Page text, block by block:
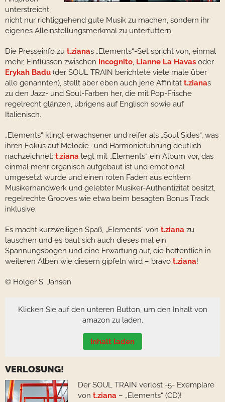
unterstreicht,
nicht nur richtiggehend gute Musik zu machen, sondern ihr
eigenes Alleinstellungsmerkmal zu unterfüttern.
Die Presseinfo zu t.zianas „Elements“-Set spricht von, einmal
mehr, Einflüssen zwischen Incognito, Lianne La Havas oder
Erykah Badu (der SOUL TRAIN berichtete viele male über
alle genannten), stellt aber eben auch jene Affinität t.zianas
zu den Jazz- und Soul-Farben her, die mit Pop-Frische
regelrecht glänzen, übrigens auf Englisch sowie auf
Italienisch.
„Elements“ klingt erwachsener und reifer als „Soul Sides“, was
ihren Fokus auf Melodie- und Harmonieführung deutlich
nachzeichnet: t.ziana legt mit „Elements“ ein Album vor, das
einmal mehr organisch aufgebaut ist und emotional
umgesetzt wurde und einen roten Faden aus echtem
Musikerhandwerk und gelebter Musiker-Authentizität besitzt,
regelrechte Grooves wie etwa beim besagten Bonus Track
inklusive.
Es macht kurzweiligen Spaß, „Elements“ von t.ziana zu
lauschen und es baut sich auch dieses mal ein
Spannungsbogen und eine Erwartung auf, die hoffentlich in
weiteren Alben wie diesem gipfeln wird – bravo t.ziana!
© Holger S. Jansen
Klicken Sie auf den unteren Button, um den Inhalt von
amazon zu laden.
Inhalt laden
VERLOSUNG!
Der SOUL TRAIN verlost -5- Exemplare
von t.ziana – „Elements“ (CD)!